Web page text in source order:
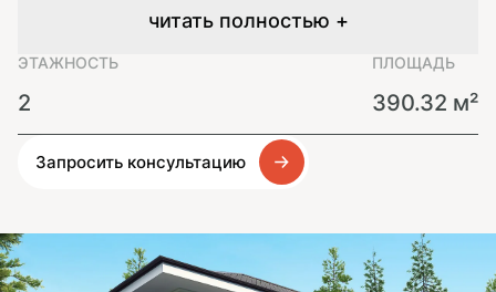
читать полностью +
ЭТАЖНОСТЬ
2
ПЛОЩАДЬ
390.32 м²
Запросить консультацию